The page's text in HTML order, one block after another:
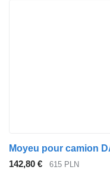
Moyeu pour camion
142,80 €
615 PLN